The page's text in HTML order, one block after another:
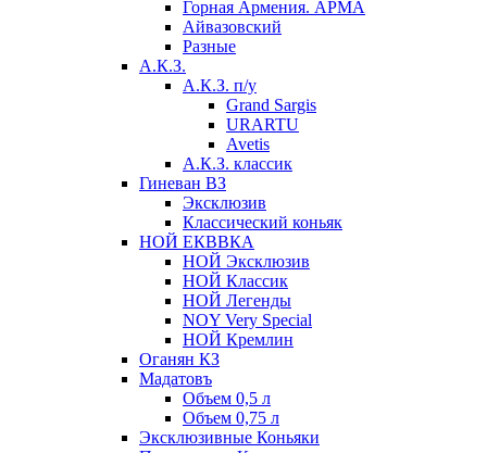
Горная Армения. АРМА
Айвазовский
Разные
А.К.З.
А.К.З. п/у
Grand Sargis
URARTU
Avetis
А.К.З. классик
Гиневан ВЗ
Эксклюзив
Классический коньяк
НОЙ ЕКВВКА
НОЙ Эксклюзив
НОЙ Классик
НОЙ Легенды
NOY Very Speсial
НОЙ Кремлин
Оганян КЗ
Мадатовъ
Объем 0,5 л
Объем 0,75 л
Эксклюзивные Коньяки